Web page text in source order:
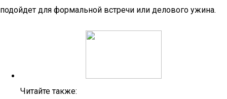
подойдет для формальной встречи или делового ужина.
Читайте также: